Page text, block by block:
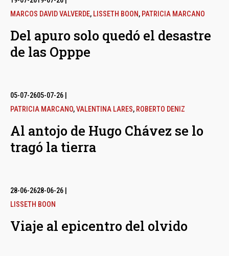
MARCOS DAVID VALVERDE, LISSETH BOON, PATRICIA MARCANO
Del apuro solo quedó el desastre
de las Opppe
05-07-2605-07-26
PATRICIA MARCANO,VALENTINA LARES, ROBERTO DENIZ
Al antojo de Hugo Chávez se lo
tragó la tierra
28-06-2628-06-26
LISSETH BOON
Viaje al epicentro del olvido